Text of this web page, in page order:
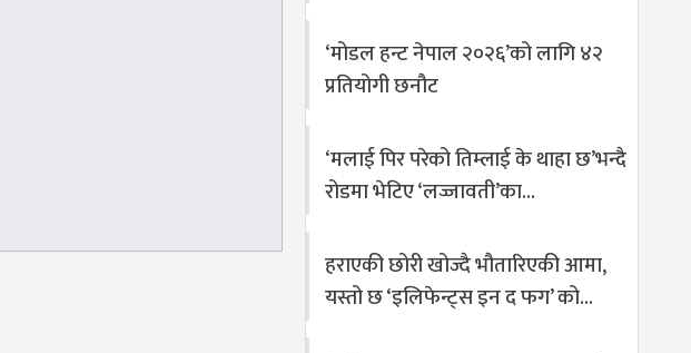
‘मोडल हन्ट नेपाल २०२६’को लागि ४२
प्रतियोगी छनौट
‘मलाई पिर परेको तिम्लाई के थाहा छ’भन्दै
रोडमा भेटिए ‘लज्जावती’का…
हराएकी छोरी खोज्दै भौतारिएकी आमा,
यस्तो छ ‘इलिफेन्ट्स इन द फग’ को…